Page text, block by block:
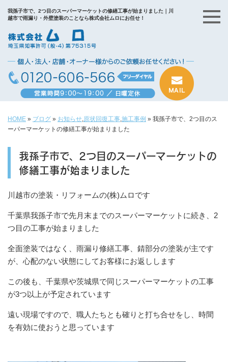
我孫子市で、2つ目のスーパーマーケットの修繕工事が始まりました｜川
越市で雨漏り・外壁塗装のことなら株式会社ムロにお任せ！
HOME » ブログ » お知らせ 原状回復工事 施工事例 » 我孫子市で、2つ目のス
ーパーマーケットの修繕工事が始まりました
我孫子市で、2つ目のスーパーマーケットの
修繕工事が始まりました
川越市の塗装・リフォームの(株)ムロです
千葉県我孫子市で先月末までのスーパーマーケットに続き、2
つ目の工事が始まりました
全面塗装ではなく、雨漏り修繕工事、錆部分の塗装が主です
が、心配のない状態にしてお客様にお返しします
この後も、千葉県や茨城県で同じスーパーマーケットの工事
が3つ以上が予定されています
遠い現場ですので、職人たちとも確りと打ち合せをし、時間
を有効に使おうと思っています